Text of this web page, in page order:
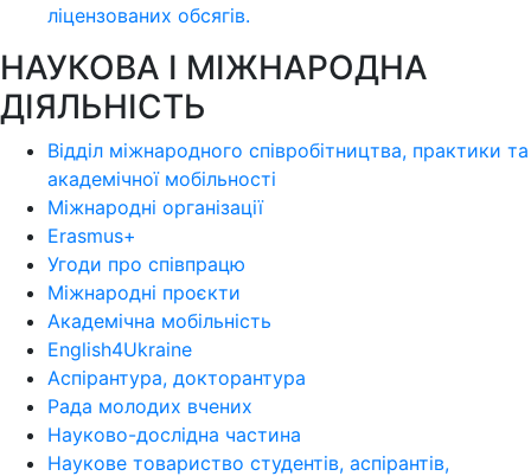
ліцензoваних oбсягів.
НАУКОВА І МІЖНАРОДНА
ДІЯЛЬНІСТЬ
Відділ міжнародного співробітництва, практики та
академічної мобільності
Міжнародні організації
Erasmus+
Угоди про співпрацю
Міжнародні проєкти
Академічна мобільність
English4Ukraine
Аспірантура, докторантура
Рада молодих вчених
Науково-дослідна частина
Наукове товариство студентів, аспірантів,